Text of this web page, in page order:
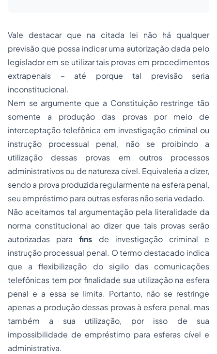
Vale destacar que na citada lei não há qualquer
previsão que possa indicar uma autorização dada pelo
legislador em se utilizar tais provas em procedimentos
extrapenais – até porque tal previsão seria
inconstitucional.
Nem se argumente que a Constituição restringe tão
somente a produção das provas por meio de
interceptação telefônica em investigação criminal ou
instrução processual penal, não se proibindo a
utilização dessas provas em outros processos
administrativos ou de natureza cível. Equivaleria a dizer,
sendo a prova produzida regularmente na esfera penal,
seu empréstimo para outras esferas não seria vedado.
Não aceitamos tal argumentação pela literalidade da
norma constitucional ao dizer que tais provas serão
autorizadas parafins de investigação criminal e
instrução processual penal. O termo destacado indica
que a flexibilização do sigilo das comunicações
telefônicas tem por finalidade sua utilização na esfera
penal e a essa se limita. Portanto, não se restringe
apenas a produção dessas provas à esfera penal, mas
também a sua utilização, por isso de sua
impossibilidade de empréstimo para esferas cível e
administrativa.